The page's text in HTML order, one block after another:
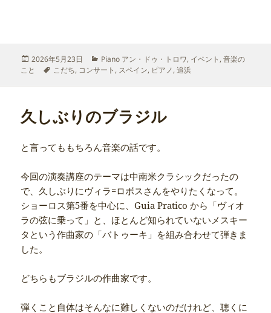
投
稿
2026年5月23日
カ
テ
Piano アン・ドゥ・トロワ, イベント ,音楽の
こと
タ
こだち, コンサート , スペイン, ピアノ,追浜
久しぶりのブラジル
と言ってももちろん音楽の話です。
今回の演奏講座のテーマは中南米クラシックだったの
で、久しぶりにヴィラ=ロボスさんをやりたくなって。
ショーロス第5番を中心に、Guia Pratico から「ヴィオ
ラの弦に乗って」と、ほとんど知られていないメスキー
タという作曲家の「バトゥーキ」を組み合わせて弾きま
した。
どちらもブラジルの作曲家です。
弾くこと自体はそんなに難しくないのだけれど、聴くに